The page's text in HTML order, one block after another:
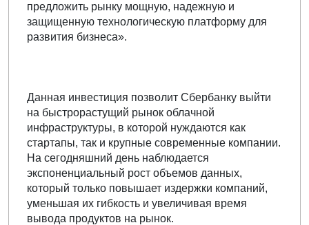
предложить рынку мощную, надежную и
защищенную технологическую платформу для
развития бизнеса».
Данная инвестиция позволит Сбербанку выйти
на быстрорастущий рынок облачной
инфраструктуры, в которой нуждаются как
стартапы, так и крупные современные компании.
На сегодняшний день наблюдается
экспоненциальный рост объемов данных,
который только повышает издержки компаний,
уменьшая их гибкость и увеличивая время
вывода продуктов на рынок.